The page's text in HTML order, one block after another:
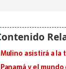
Mulino asistirá a la
Panamá y el